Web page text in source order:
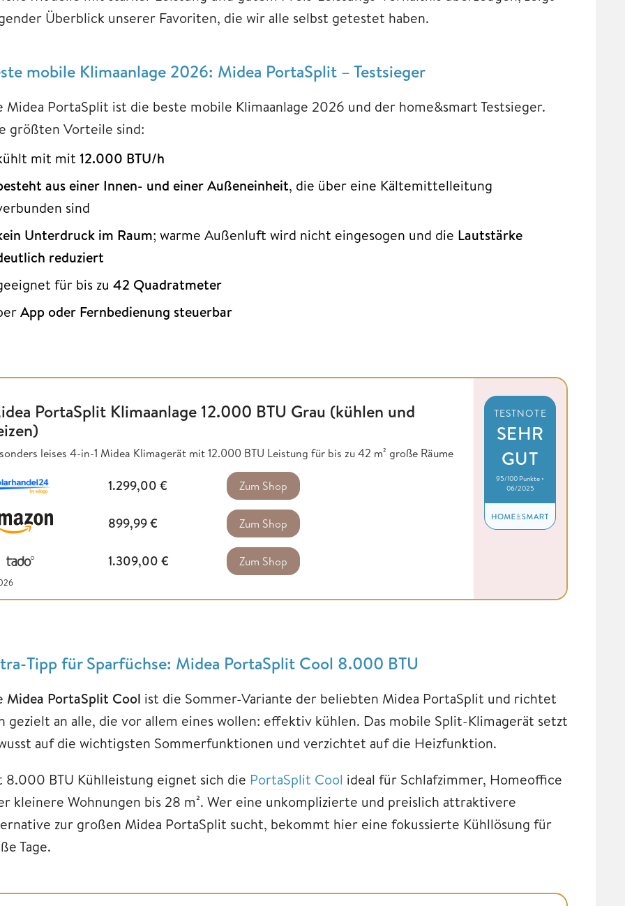
Überblick unserer Favoriten, die wir alle selbst getestet haben.
mobile Klimaanlage 2026: Midea PortaSplit – Testsieger
Midea PortaSplit ist die beste mobile Klimaanlage 2026 und der home&smart Testsieger.
größten Vorteile sind:
mit mit 12.000 BTU/h
aus einer Innen- und einer Außeneinheit, die über eine Kältemittelleitung
sind
Unterdruck im Raum; warme Außenluft wird nicht eingesogen und die Lautstärke
reduziert
für bis zu 42 Quadratmeter
App oder Fernbedienung steuerbar
PortaSplit Klimaanlage 12.000 BTU Grau (kühlen und
leises 4-in-1 Midea Klimagerät mit 12.000 BTU Leistung für bis zu 42 m² große Räume
1.299,00 € Zum Shop
899,99€ Zum Shop
1.309,00 € Zum Shop
TESTNOTE
SEHR
GUT
95/100 Punkte •
06/2025
Tipp für Sparfüchse: Midea PortaSplit Cool 8.000 BTU
Midea PortaSplit Cool ist die Sommer-Variante der beliebten Midea PortaSplit und richtet
gezielt an alle, die vor allem eines wollen: effektiv kühlen. Das mobile Split-Klimagerät setzt
auf die wichtigsten Sommerfunktionen und verzichtet auf die Heizfunktion.
8.000 BTU Kühlleistung eignet sich die PortaSplit Cool ideal für Schlafzimmer, Homeoffice
kleinere Wohnungen bis 28 m². Wer eine unkomplizierte und preislich attraktivere
zur großen Midea PortaSplit sucht, bekommt hier eine fokussierte Kühllösung für
Tage.